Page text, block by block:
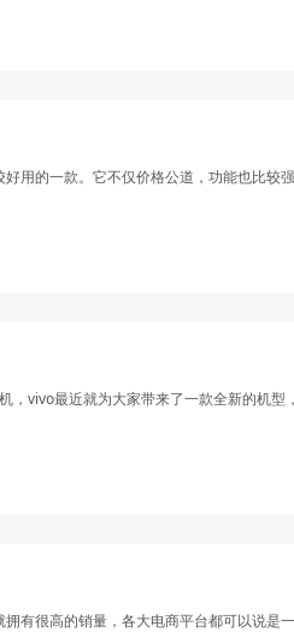
用的一款。它不仅价格公道，功能也比较
vivo最近就为大家带来了一款全新的机
有很高的销量，各大电商平台都可以说是